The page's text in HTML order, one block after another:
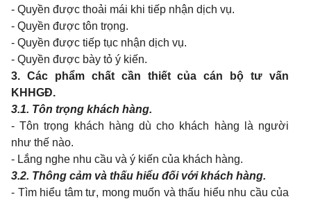
- Quyền được thoải mái khi tiếp nhận dịch vụ.
- Quyền được tôn trọng.
- Quyền được tiếp tục nhận dịch vụ.
- Quyền được bày tỏ ý kiến.
3. Các phẩm chất cần thiết của cán bộ tư vấn
KHHGĐ.
3.1. Tôn trọng khách hàng.
- Tôn trọng khách hàng dù cho khách hàng là người
như thế nào.
- Lắng nghe nhu cầu và ý kiến của khách hàng.
3.2. Thông cảm và thấu hiểu đối với khách hàng.
- Tìm hiểu tâm tư, mong muốn và thấu hiểu nhu cầu của